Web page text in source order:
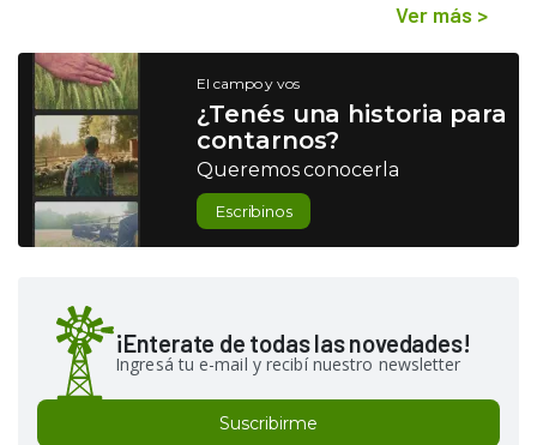
Ver más >
El campo y vos
¿Tenés una historia para
contarnos?
Queremos conocerla
Escribinos
¡Enterate de todas las novedades!
Ingresá tu e-mail y recibí nuestro newsletter
Suscribirme